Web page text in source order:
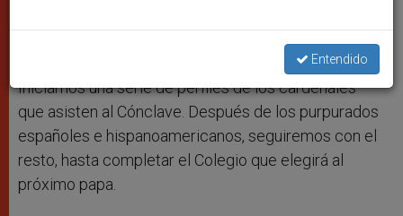
s e
r
b t e
Iniciamos una serie de perfiles de los cardenales
que asisten al Cónclave. Después de los purpurados
españoles e hispanoamericanos, seguiremos con el
resto, hasta completar el Colegio que elegirá al
próximo papa.
Entendido